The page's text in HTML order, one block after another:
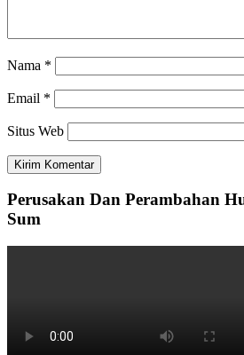
Nama *
Email *
Situs Web
Perusakan Dan Perambahan
Sum